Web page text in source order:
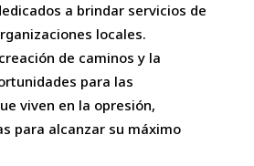
a brindar servicios de
locales.
de caminos y la
para las
viven en la opresión,
para alcanzar su máximo